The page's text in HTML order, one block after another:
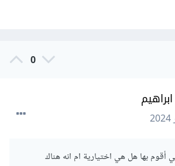
0
أقوم بها هل هي اختيارية ام انه هناك